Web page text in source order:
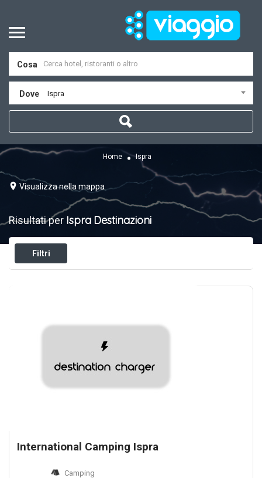
Cosa
Dove Ispra
Home Ispra
Visualizza nella mappa
Risultati per Ispra Destinazioni
Filtri
International Camping Ispra
Camping